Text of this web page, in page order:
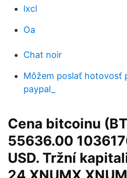
lxcl
Oa
Chat noir
Môžem poslať hotovosť
paypal_
Cena bitcoinu
55636.00
USD. Tržní